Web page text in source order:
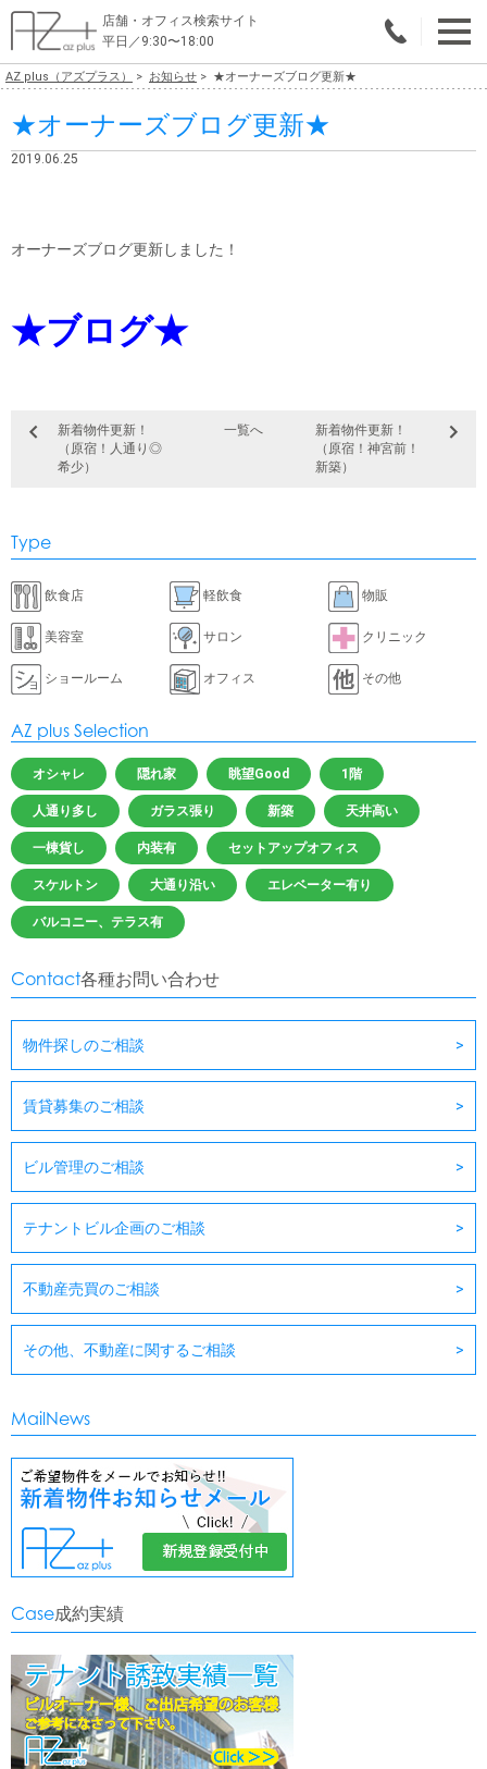
店舗・オフィス検索サイト
平日／9:30〜18:00
物件総合検索
エリアで探す
こだわりで探す
テナントビルオーナー様へ
店舗・オフィスの内装会社を探す
AZ plus（アズプラス） お知らせ ★オーナーズブログ更新★
★オーナーズブログ更新★
2019.06.25
オーナーズブログ更新しました！
★ブログ★
新着物件更新！
（原宿！人通り◎
希少）
一覧へ
新着物件更新！
（原宿！神宮前！
新築）
Type
飲食店 軽飲食 物販
美容室 サロン クリニック
ショールーム オフィス その他
AZ plus Selection
オシャレ 隠れ家 眺望Good 1階
人通り多し ガラス張り 新築 天井高い
一棟貨し 内装有 セットアップオフィス
スケルトン 大通り沿い エレベーター有り
バルコニー、テラス有
Contact各種お問い合わせ
物件探しのご相談
賃貸募集のご相談
ビル管理のご相談
テナントビル企画のご相談
不動産売買のご相談
その他、不動産に関するご相談
MailNews
Case成約実績